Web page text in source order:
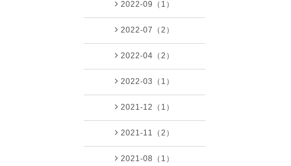
2022-09（1）
2022-07（2）
2022-04（2）
2022-03（1）
2021-12（1）
2021-11（2）
2021-08（1）